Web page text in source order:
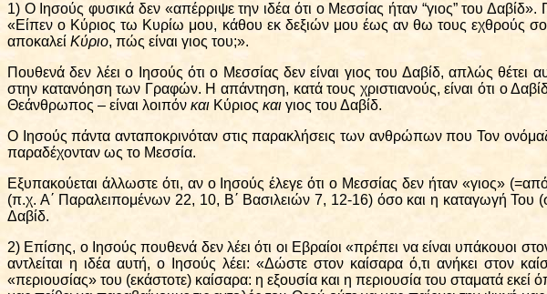
1) Ο Ιησούς φυσικά δεν «απέρριψε την ιδέα ότι ο Μεσσίας ήταν “γιος” του
«Είπεν ο Κύριος τω Κυρίω μου, κάθου εκ δεξιών μου έως αν θω τους εχθρούς
αποκαλεί Κύριο, πώς είναι γιος του;».
Πουθενά δεν λέει ο Ιησούς ότι ο Μεσσίας δεν είναι γιος του Δαβίδ, απλώς θέτει
στην κατανόηση των Γραφών. Η απάντηση, κατά τους χριστιανούς, είναι ότι ο
Θεάνθρωπος – είναι λοιπόν και Κύριος και γιος του Δαβίδ.
Ο Ιησούς πάντα ανταποκρινόταν στις παρακλήσεις των ανθρώπων που Τον
παραδέχονταν ως το Μεσσία.
Εξυπακούεται άλλωστε ότι, αν ο Ιησούς έλεγε ότι ο Μεσσίας δεν ήταν «γιος»
(π.χ. Α΄ Παραλειπομένων 22, 10, Β΄ Βασιλειών 7, 12-16) όσο και η καταγωγή Του
Δαβίδ.
2) Επίσης, ο Ιησούς πουθενά δεν λέει ότι οι Εβραίοι «πρέπει να είναι
αντλείται η ιδέα αυτή, ο Ιησούς λέει: «Δώστε στον καίσαρα ό,τι ανήκει στον
«περιουσίας» του (εκάστοτε) καίσαρα: η εξουσία και η περιουσία του σταματά εκεί